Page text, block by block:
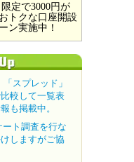
定で3000円が
トクな口座開設
ン実施中！
スプレッド」
較して一覧表
も掲載中。
ト調査を行な
しますがご協